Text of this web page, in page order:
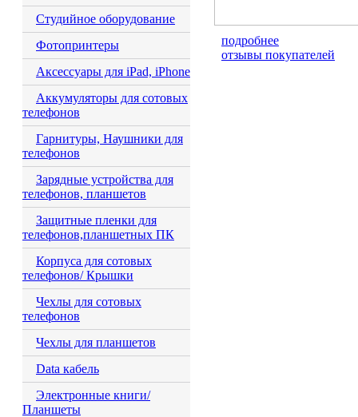
Студийное оборудование
Фотопринтеры
Аксессуары для iPad, iPhone
Аккумуляторы для сотовых
телефонов
Гарнитуры, Наушники для
телефонов
Зарядные устройства для
телефонов, планшетов
Защитные пленки для
телефонов,планшетных ПК
Корпуса для сотовых
телефонов/ Крышки
Чехлы для сотовых
телефонов
Чехлы для планшетов
Data кабель
Электронные книги/
Планшеты
подробнее
отзывы покупателей